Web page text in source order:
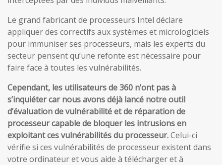
Le grand fabricant de processeurs Intel déclare
appliquer des correctifs aux systèmes et micrologiciels
pour immuniser ses processeurs, mais les experts du
secteur pensent qu’une refonte est nécessaire pour
faire face à toutes les vulnérabilités.
Cependant, les utilisateurs de 360 n’ont pas à
s’inquiéter car nous avons déjà lancé notre outil
d’évaluation de vulnérabilité et de réparation de
processeur capable de bloquer les intrusions en
exploitant ces vulnérabilités du processeur.Celui-ci
vérifie si ces vulnérabilités de processeur existent dans
votre ordinateur et vous aide à télécharger et à